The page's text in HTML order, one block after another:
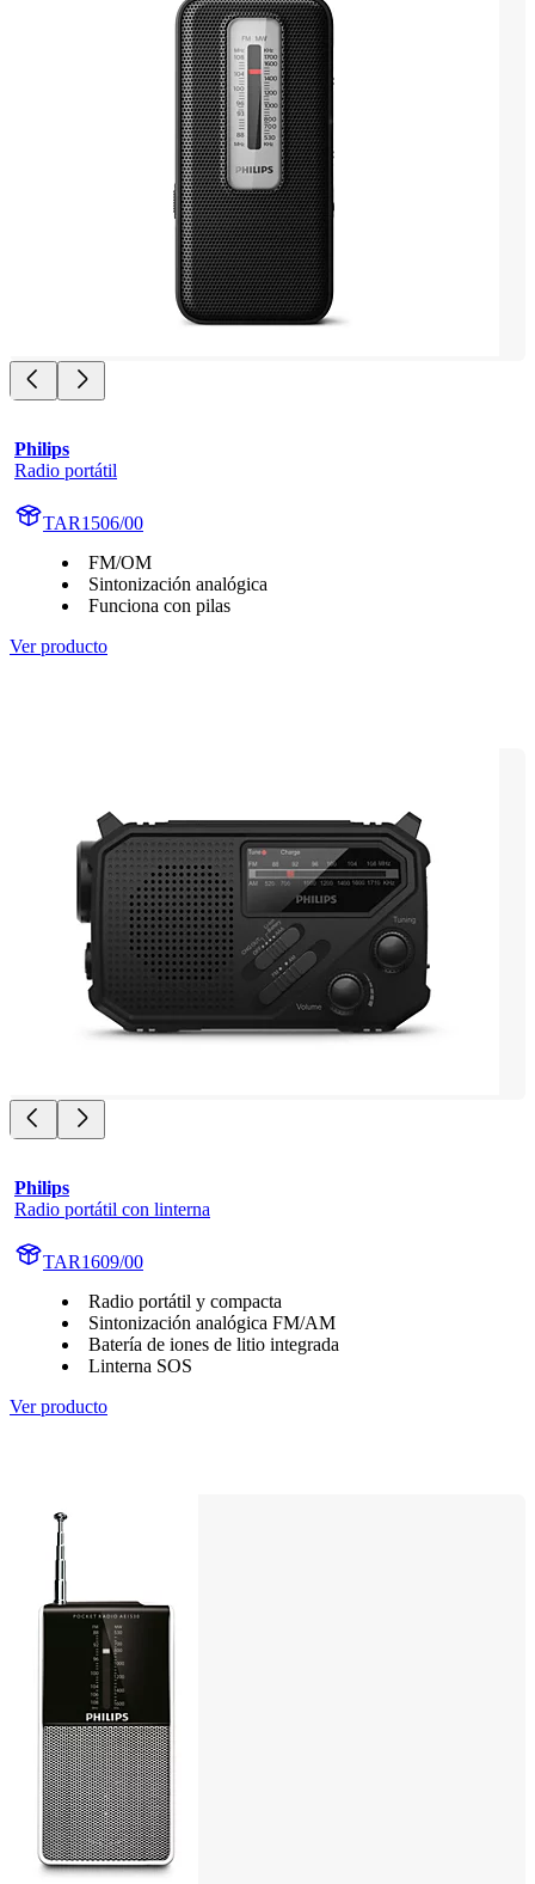
Philips
Radio portátil
TAR1506/00
FM/OM
Sintonización analógica
Funciona con pilas
Ver producto
Philips
Radio portátil con linterna
TAR1609/00
Radio portátil y compacta
Sintonización analógica FM/AM
Batería de iones de litio integrada
Linterna SOS
Ver producto